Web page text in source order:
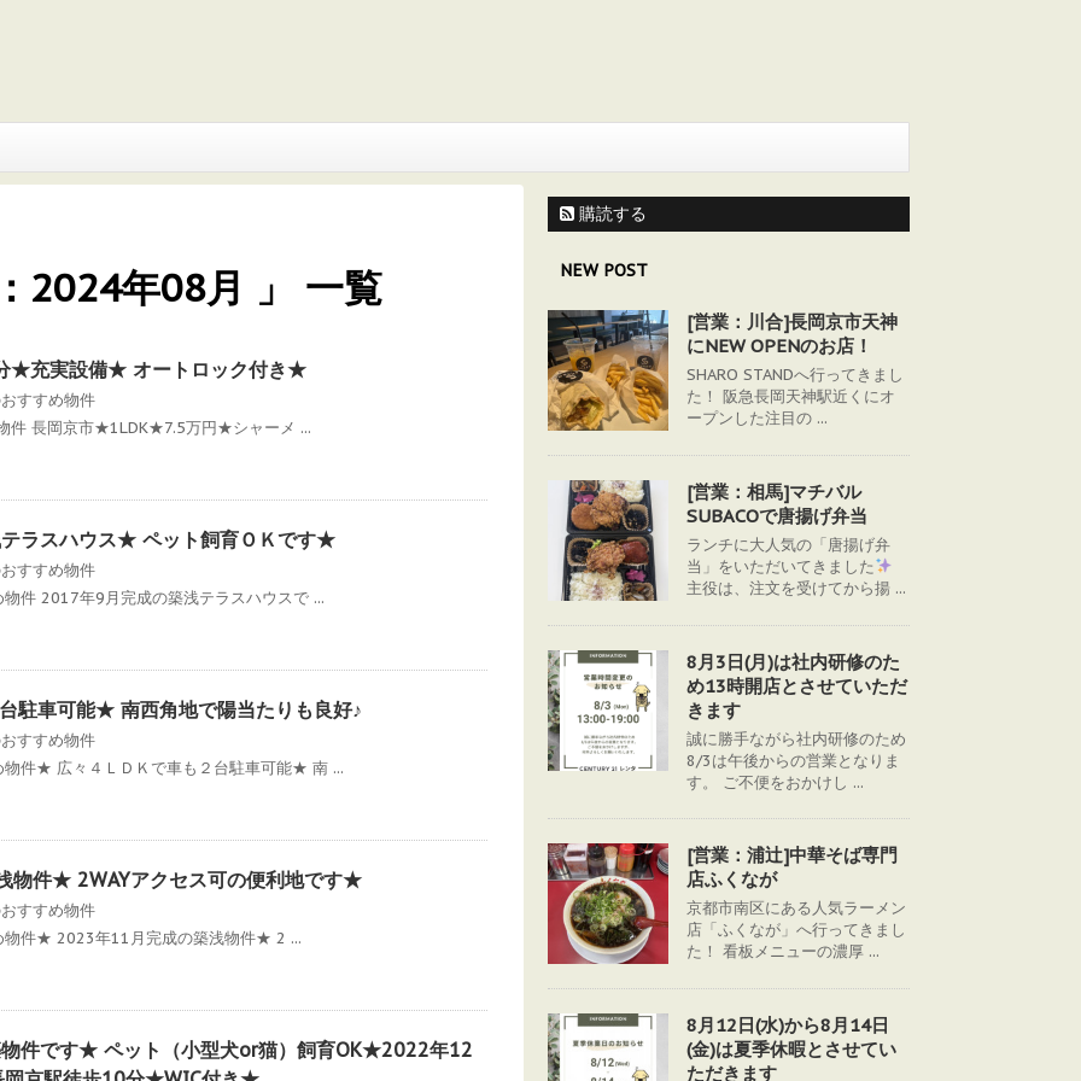
2024年08月 」 一覧
★充実設備★ オートロック付き★
すすめ物件
件 長岡京市★1LDK★7.5万円★シャーメ ...
ラスハウス★ ペット飼育ＯＫです★
すすめ物件
件 2017年9月完成の築浅テラスハウスで ...
駐車可能★ 南西角地で陽当たりも良好♪
すすめ物件
件★ 広々４ＬＤＫで車も２台駐車可能★ 南 ...
物件★ 2WAYアクセス可の便利地です★
すすめ物件
物件★ 2023年11月完成の築浅物件★ 2 ...
件です★ ペット（小型犬or猫）飼育OK★2022年12
購読する
NEW POST
[営業：川合]長岡京市天神
にNEW OPENのお店！
SHARO STANDへ行ってきまし
た！ 阪急長岡天神駅近くにオ
ープンした注目の ...
[営業：相馬]マチバル
SUBACOで唐揚げ弁当
ランチに大人気の「唐揚げ弁
当」をいただいてきました
主役は、注文を受けてから揚 ...
8月3日(月)は社内研修のた
め13時開店とさせていただ
きます
誠に勝手ながら社内研修のため
8/3は午後からの営業となりま
す。 ご不便をおかけし ...
[営業：浦辻]中華そば専門
店ふくなが
京都市南区にある人気ラーメン
店「ふくなが」へ行ってきまし
た！ 看板メニューの濃厚 ...
8月12日(水)から8月14日
(金)は夏季休暇とさせてい
ただきます